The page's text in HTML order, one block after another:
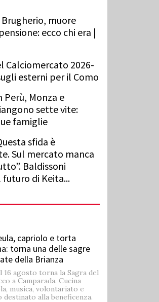
muore
ecco chi era |
Calciomercato 2026-
esterni per il Como
Perù, Monza e
sette vite:
famiglie
sfida è
Sul mercato manca
Baldissoni
futuro di Keita...
capriolo e torta
torna una delle sagre
della Brianza
16 agosto torna la Sagra del
a Camparada. Cucina
musica, volontariato e
destinato alla beneficenza.